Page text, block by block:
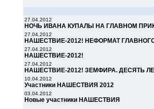
27.04.2012
НОЧЬ ИВАНА КУПАЛЫ НА ГЛАВНОМ
27.04.2012
НАШЕСТВИЕ-2012! НЕФОРМАТ
27.04.2012
НАШЕСТВИЕ-2012!
27.04.2012
НАШЕСТВИЕ-2012! ЗЕМФИРА. ДЕСЯТЬ
10.04.2012
Участники НАШЕСТВИЯ 2012
03.04.2012
Новые участники НАШЕСТВИЯ